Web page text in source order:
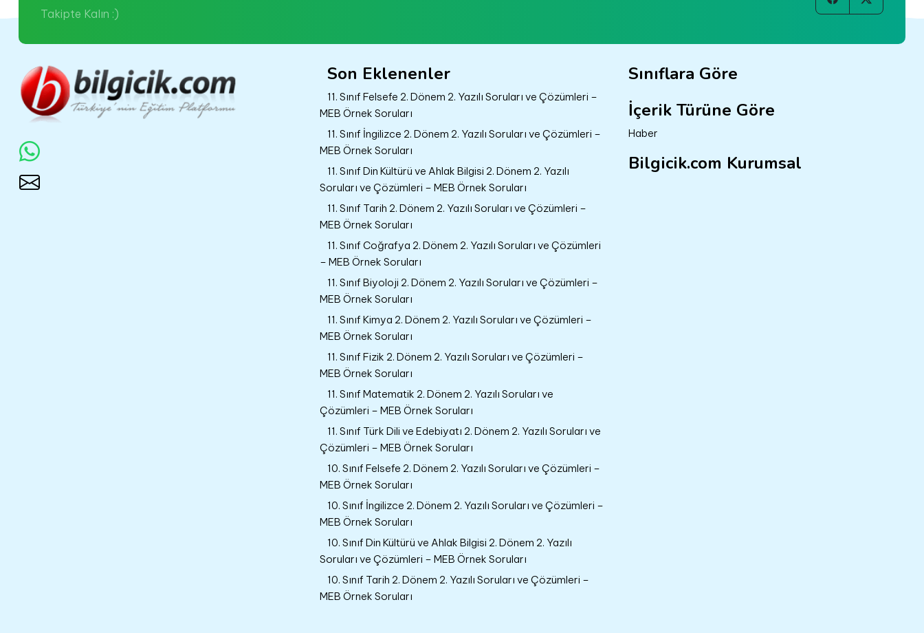
Takipte Kalın :)
Son Eklenenler
11. Sınıf Felsefe 2. Dönem 2. Yazılı Soruları ve Çözümleri –
MEB Örnek Soruları
11. Sınıf İngilizce 2. Dönem 2. Yazılı Soruları ve Çözümleri –
MEB Örnek Soruları
11. Sınıf Din Kültürü ve Ahlak Bilgisi 2. Dönem 2. Yazılı
Soruları ve Çözümleri – MEB Örnek Soruları
11. Sınıf Tarih 2. Dönem 2. Yazılı Soruları ve Çözümleri –
MEB Örnek Soruları
11. Sınıf Coğrafya 2. Dönem 2. Yazılı Soruları ve Çözümleri
– MEB Örnek Soruları
11. Sınıf Biyoloji 2. Dönem 2. Yazılı Soruları ve Çözümleri –
MEB Örnek Soruları
11. Sınıf Kimya 2. Dönem 2. Yazılı Soruları ve Çözümleri –
MEB Örnek Soruları
11. Sınıf Fizik 2. Dönem 2. Yazılı Soruları ve Çözümleri –
MEB Örnek Soruları
11. Sınıf Matematik 2. Dönem 2. Yazılı Soruları ve
Çözümleri – MEB Örnek Soruları
11. Sınıf Türk Dili ve Edebiyatı 2. Dönem 2. Yazılı Soruları ve
Çözümleri – MEB Örnek Soruları
10. Sınıf Felsefe 2. Dönem 2. Yazılı Soruları ve Çözümleri –
MEB Örnek Soruları
10. Sınıf İngilizce 2. Dönem 2. Yazılı Soruları ve Çözümleri –
MEB Örnek Soruları
10. Sınıf Din Kültürü ve Ahlak Bilgisi 2. Dönem 2. Yazılı
Soruları ve Çözümleri – MEB Örnek Soruları
10. Sınıf Tarih 2. Dönem 2. Yazılı Soruları ve Çözümleri –
MEB Örnek Soruları
Sınıflara Göre
İçerik Türüne Göre
Haber
Bilgicik.com Kurumsal